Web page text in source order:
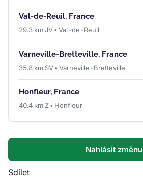
Val-de-Reuil, France
29.3 km JV • Val-de-Reuil
Varneville-Bretteville, France
35.8 km SV • Varneville-Bretteville
Honfleur, France
40.4 km Z • Honfleur
Nahlásit změnu
Sdílet